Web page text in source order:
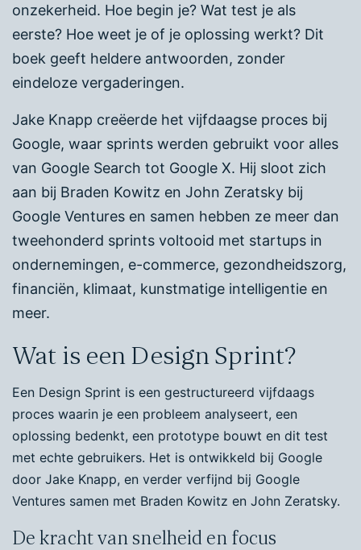
onzekerheid. Hoe begin je? Wat test je als
eerste? Hoe weet je of je oplossing werkt? Dit
boek geeft heldere antwoorden, zonder
eindeloze vergaderingen.
Jake Knapp creëerde het vijfdaagse proces bij
Google, waar sprints werden gebruikt voor alles
van Google Search tot Google X. Hij sloot zich
aan bij Braden Kowitz en John Zeratsky bij
Google Ventures en samen hebben ze meer dan
tweehonderd sprints voltooid met startups in
ondernemingen, e-commerce, gezondheidszorg,
financiën, klimaat, kunstmatige intelligentie en
meer.
Wat is een Design Sprint?
Een Design Sprint is een gestructureerd vijfdaags
proces waarin je een probleem analyseert, een
oplossing bedenkt, een prototype bouwt en dit test
met echte gebruikers. Het is ontwikkeld bij Google
door Jake Knapp, en verder verfijnd bij Google
Ventures samen met Braden Kowitz en John Zeratsky.
De kracht van snelheid en focus